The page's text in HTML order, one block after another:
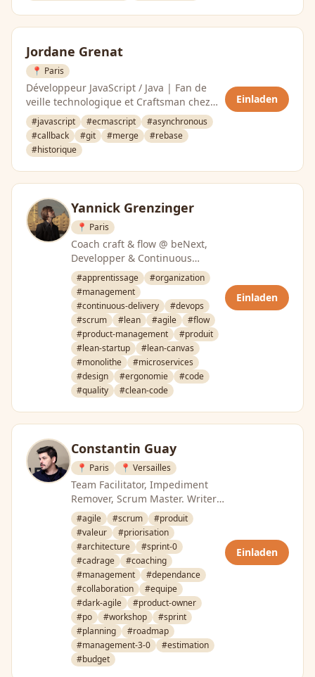
Jordane Grenat
📍 Paris
Développeur JavaScript / Java | Fan de
veille technologique et Craftsman chez
VISEO Technologies
#javascript #ecmascript
#asynchronous
#callback
#git #merge
#rebase
#historique
Einladen
Yannick Grenzinger
📍 Paris
Coach craft & flow @ beNext,
Developper & Continuous
Lifelong learner
#apprentissage
#organization
#management
#continuous-delivery
#devops
#scrum
#lean #agile
#flow
#product-management
#produit
#lean-startup
#lean-canvas
#monolithe
#microservices
#design
#ergonomie
#code
#quality
#clean-code
Einladen
Constantin Guay
📍 Paris 📍 Versailles
Team Facilitator, Impediment
Remover, Scrum Master. Writer
of blog const.fr (in French and
English) and Author on Scrum …
#agile #scrum
#produit
#valeur
#priorisation
#architecture
#sprint-0
#cadrage
#coaching
#management
#dependance
#collaboration
#equipe
#dark-agile
#product-owner
#po
#workshop
#sprint
#planning
#roadmap
#management-3-0
#estimation
#budget
Einladen